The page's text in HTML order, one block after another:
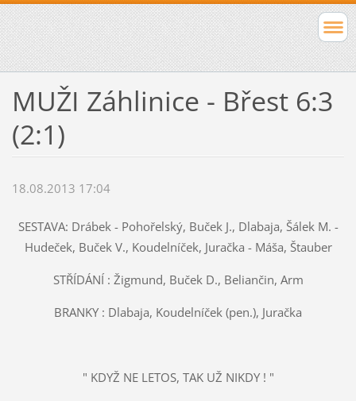
MUŽI Záhlinice - Břest 6:3
(2:1)
18.08.2013 17:04
SESTAVA: Drábek - Pohořelský, Buček J., Dlabaja, Šálek M. -
Hudeček, Buček V., Koudelníček, Juračka - Máša, Štauber
STŘÍDÁNÍ : Žigmund, Buček D., Beliančin, Arm
BRANKY : Dlabaja, Koudelníček (pen.), Juračka
" KDYŽ NE LETOS, TAK UŽ NIKDY ! "